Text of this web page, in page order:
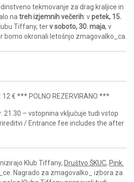
tekmovanje za drag kraljice in
na treh izjemnih večerih: vpetek, 15.
Tiffany, terv soboto, 30. maja, v
bomo okronali letošnjo zmagovalko_ca.
: 12 € *** POLNO REZERVIRANO ***
21.30 – vstopnina vključuje tudi vstop
/ Entrance fee includes the after
Klub Tiffany, Društvo ŠKUC, Pink.
Nagrado za zmagovalko_ izbora za